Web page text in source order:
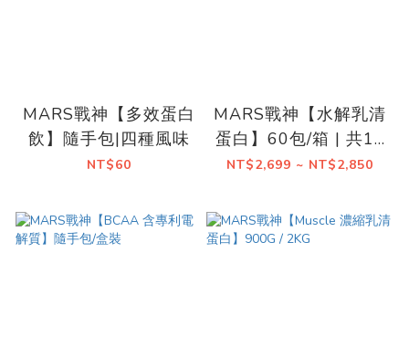
MARS戰神【多效蛋白
飲】隨手包|四種風味
NT$60
MARS戰神【水解乳清
蛋白】60包/箱 | 共15
種口味
NT$2,699 ~ NT$2,850